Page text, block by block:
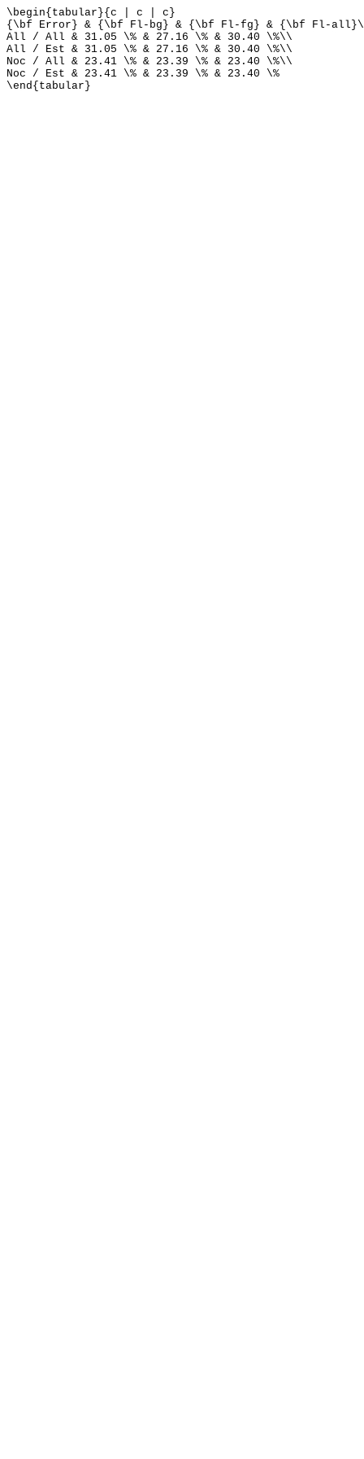
\begin{tabular}{c | c | c}
{\bf Error} & {\bf Fl-bg} & {\bf Fl-fg} & {\bf Fl-
All / All & 31.05 \% & 27.16 \% & 30.40 \%\\
All / Est & 31.05 \% & 27.16 \% & 30.40 \%\\
Noc / All & 23.41 \% & 23.39 \% & 23.40 \%\\
Noc / Est & 23.41 \% & 23.39 \% & 23.40 \%
\end{tabular}